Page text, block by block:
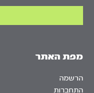
מפת האתר
הרשמה
התחברות